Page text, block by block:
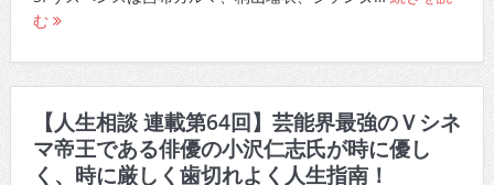
む
【人生相談 連載第64回】芸能界最強のＶシネ
マ帝王である俳優の小沢仁志氏が時に優し
く、時に厳しく歯切れよく人生指南！